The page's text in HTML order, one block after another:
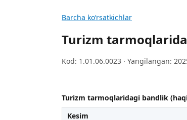
Barcha koʻrsatkichlar
Turizm
Kod: 1.01.06.0023 · Yangilangan:
Turizm tarmoqlaridagi bandlik
Kesim